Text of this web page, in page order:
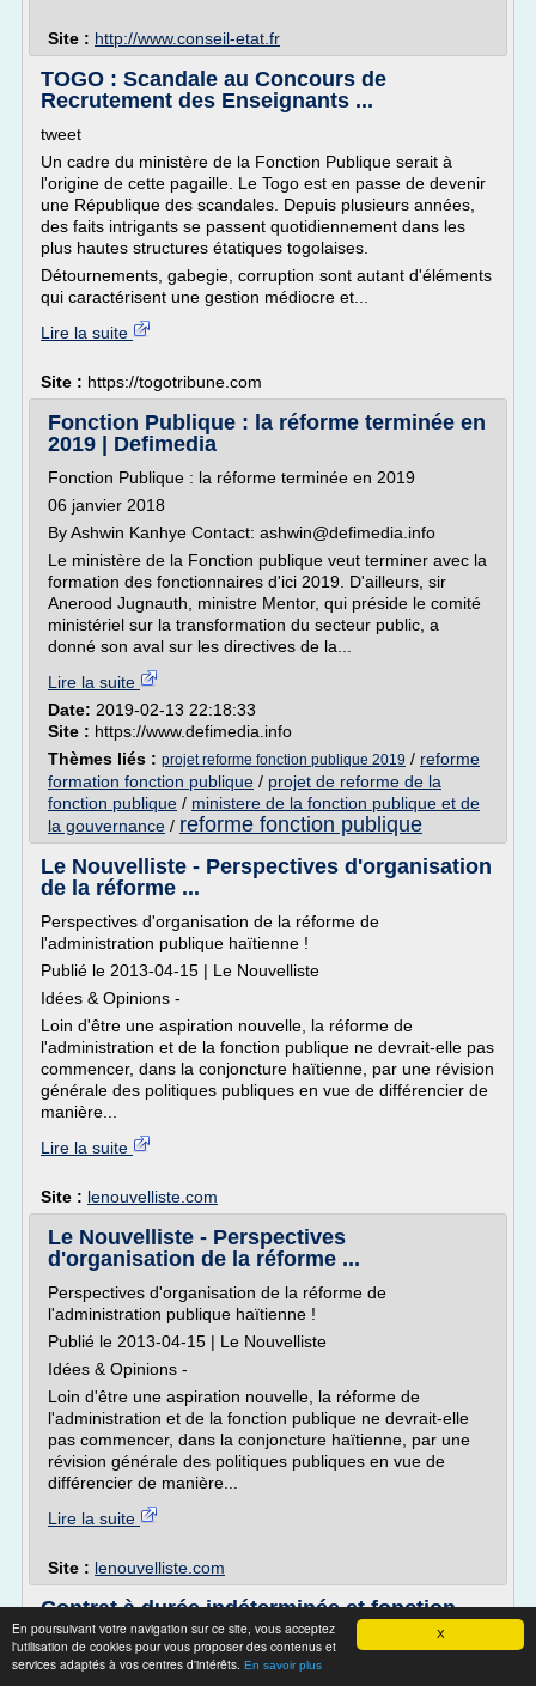
X
En poursuivant votre navigation sur ce site, vous acceptez
l'utilisation de cookies pour vous proposer des contenus et
services adaptés à vos centres d'intérêts. En savoir plus
Site : http://www.conseil-etat.fr
TOGO : Scandale au Concours de
Recrutement des Enseignants ...
tweet
Un cadre du ministère de la Fonction Publique serait à
l'origine de cette pagaille. Le Togo est en passe de devenir
une République des scandales. Depuis plusieurs années,
des faits intrigants se passent quotidiennement dans les
plus hautes structures étatiques togolaises.
Détournements, gabegie, corruption sont autant d'éléments
qui caractérisent une gestion médiocre et...
Lire la suite
Site : https://togotribune.com
Fonction Publique : la réforme terminée en
2019 | Defimedia
Fonction Publique : la réforme terminée en 2019
06 janvier 2018
By Ashwin Kanhye Contact: ashwin@defimedia.info
Le ministère de la Fonction publique veut terminer avec la
formation des fonctionnaires d'ici 2019. D'ailleurs, sir
Anerood Jugnauth, ministre Mentor, qui préside le comité
ministériel sur la transformation du secteur public, a
donné son aval sur les directives de la...
Lire la suite
Date: 2019-02-13 22:18:33
Site : https://www.defimedia.info
Thèmes liés : projet reforme fonction publique 2019 / reforme
formation fonction publique / projet de reforme de la
fonction publique / ministere de la fonction publique et de
la gouvernance / reforme fonction publique
Le Nouvelliste - Perspectives d'organisation
de la réforme ...
Perspectives d'organisation de la réforme de
l'administration publique haïtienne !
Publié le 2013-04-15 | Le Nouvelliste
Idées & Opinions -
Loin d'être une aspiration nouvelle, la réforme de
l'administration et de la fonction publique ne devrait-elle pas
commencer, dans la conjoncture haïtienne, par une révision
générale des politiques publiques en vue de différencier de
manière...
Lire la suite
Site : lenouvelliste.com
Le Nouvelliste - Perspectives
d'organisation de la réforme ...
Perspectives d'organisation de la réforme de
l'administration publique haïtienne !
Publié le 2013-04-15 | Le Nouvelliste
Idées & Opinions -
Loin d'être une aspiration nouvelle, la réforme de
l'administration et de la fonction publique ne devrait-elle
pas commencer, dans la conjoncture haïtienne, par une
révision générale des politiques publiques en vue de
différencier de manière...
Lire la suite
Site : lenouvelliste.com
Contrat à durée indéterminée et fonction
publique - Légavox
Contrat à durée indéterminée et fonction publique